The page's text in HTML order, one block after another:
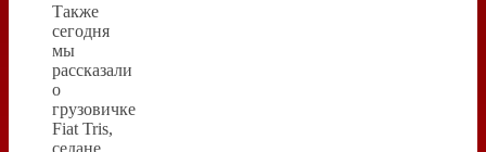
Также
сегодня
мы
рассказали
о
грузовичке
Fiat Tris,
седане